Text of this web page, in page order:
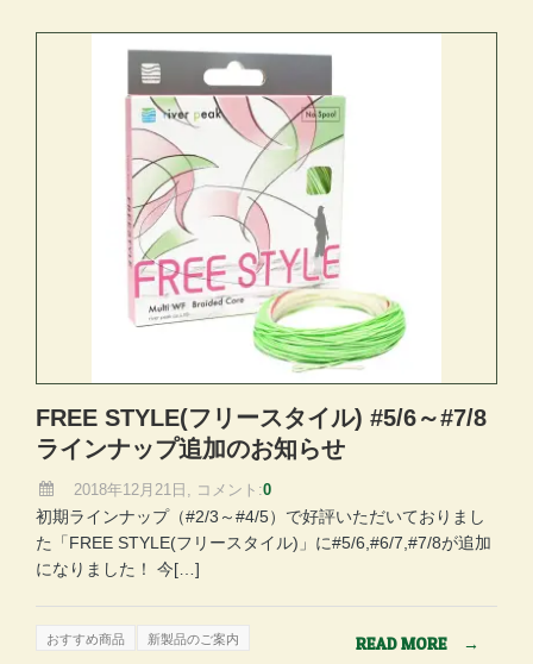
FREE STYLE(フリースタイル) #5/6～#7/8
ラインナップ追加のお知らせ
2018年12月21日, コメント:0
初期ラインナップ（#2/3～#4/5）で好評いただいておりまし
た「FREE STYLE(フリースタイル)」に#5/6,#6/7,#7/8が追加
になりました！ 今[…]
おすすめ商品 新製品のご案内 READ MORE →